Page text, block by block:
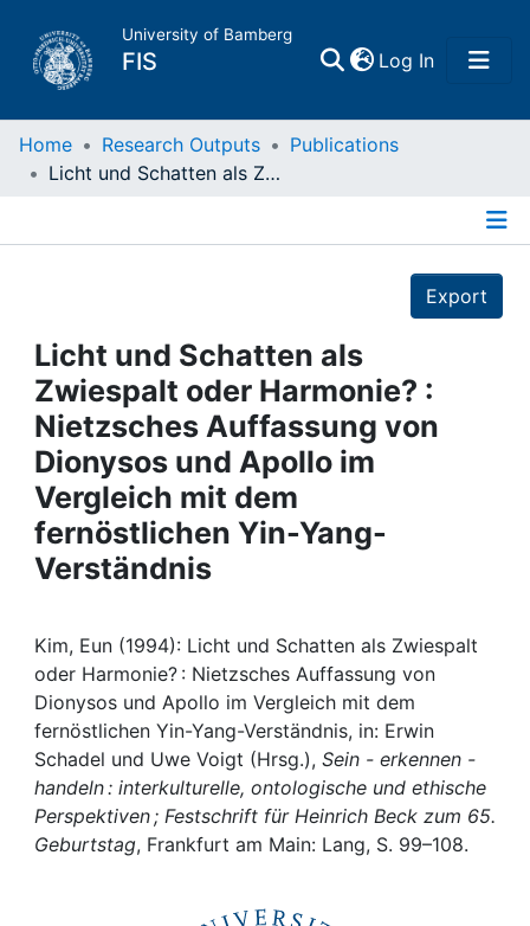
University of Bamberg
FIS Log In(current)
Home
Projects
People
Institutions
Awards
Help
Home Research Outputs
Publications
Licht und Schatten als Zwiespalt oder Harmonie? : Nietzsches Auffassung von Dionysos und Apollo im Vergleich mit dem fernöstlichen Yin-Yang-Verständnis
Export
Licht und Schatten als
Zwiespalt oder Harmonie? :
Nietzsches Auffassung von
Dionysos und Apollo im
Vergleich mit dem
fernöstlichen Yin-Yang-
Verständnis
Kim, Eun (1994): Licht und Schatten als Zwiespalt
oder Harmonie? : Nietzsches Auffassung von
Dionysos und Apollo im Vergleich mit dem
fernöstlichen Yin-Yang-Verständnis, in: Erwin
Schadel und Uwe Voigt (Hrsg.), Sein - erkennen -
handeln : interkulturelle, ontologische und ethische
Perspektiven ; Festschrift für Heinrich Beck zum 65.
Geburtstag, Frankfurt am Main: Lang, S. 99–108.